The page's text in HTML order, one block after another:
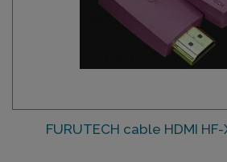
FURUTECH cable HDMI HF-